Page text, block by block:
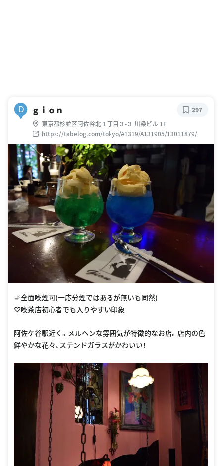
D ｇｉｏｎ
東京都杉並区阿佐谷北１丁目３-３ 川染ビル 1F
https://tabelog.com/tokyo/A1319/A131905/13011879/
297
🚬全面喫煙可(一応分煙ではあるが無いも同然)
♡喫茶店初心者でも入りやすい印象
阿佐ケ谷駅近く。メルヘンな雰囲気が特徴的なお店。店内の色
鮮やかな花々、ステンドガラスがかわいい！